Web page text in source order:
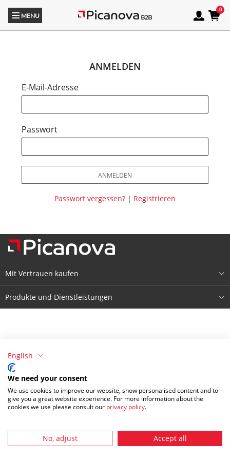
MENU
ANMELDEN
E-Mail-Adresse
Passwort
ANMELDEN
Passwort vergessen? | Registrieren
Mit Vertrauen kaufen
Über Picanova
Datenschutzerklärung
Produkte und Dienstleistungen
Anmelden
English
We need your consent
We use cookies to improve our website, show personalised content and to
give you a great website experience. For more information about the
cookies we use please consult our privacy policy.
No, adjust Accept all